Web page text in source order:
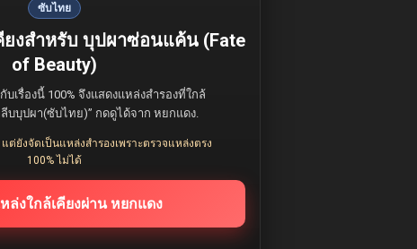
ซับไทย
ยงสำหรับ บุปผาซ่อนแค้น (Fate
of Beauty)
เรื่องนี้ 100% จึงแสดงแหล่งสำรองที่ใกล้
บบุปผา(ซับไทย)” กดดูได้จาก หยกแดง.
ต่ยังจัดเป็นแหล่งสำรองเพราะตรวจแหล่งตรง
100% ไม่ได้
ล่งใกล้เคียงผ่าน หยกแดง